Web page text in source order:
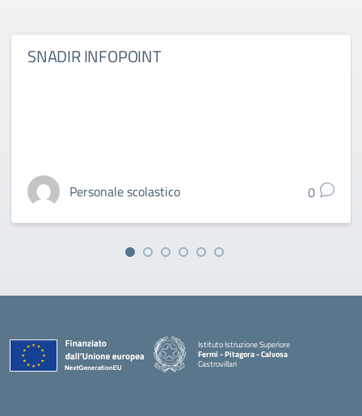
SNADIR INFOPOINT
Personale scolastico 0
Istituto Istruzione Superiore
Fermi - Pitagora - Calvosa
Castrovillari